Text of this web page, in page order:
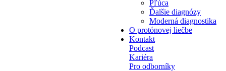
Pľúca
Ďalšie diagnózy
Moderná diagnostika
O protónovej liečbe
Kontakt
Podcast
Kariéra
Pro odborníky